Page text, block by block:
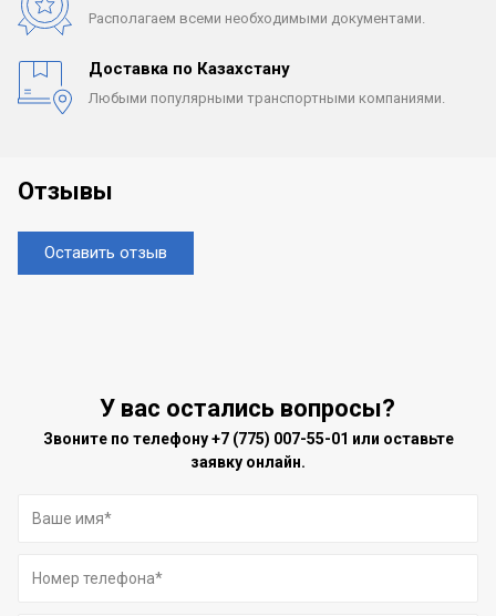
Располагаем всеми необходимыми документами.
Доставка по Казахстану
Любыми популярными транспортными компаниями.
Отзывы
Оставить отзыв
У вас остались вопросы?
Звоните по телефону+7 (775) 007-55-01 или оставьте
заявку онлайн.